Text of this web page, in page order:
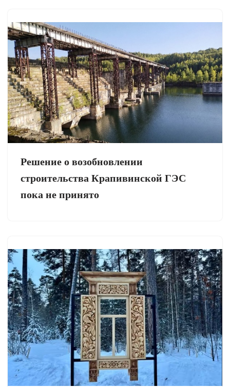
Решение о возобновлении
строительства Крапивинской ГЭС
пока не принято